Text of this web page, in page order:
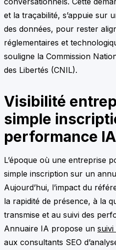
et la traçabilité, s’appuie sur
des données, pour rester
réglementaires et
souligne la Commission
des Libertés (CNIL).
Visibilité
simple
performance IA
L’époque où une entreprise
simple inscription sur un
Aujourd’hui, l’impact du
la rapidité de présence, à la
transmise et au suivi des
Annuaire IA propose un suivi
aux consultants SEO